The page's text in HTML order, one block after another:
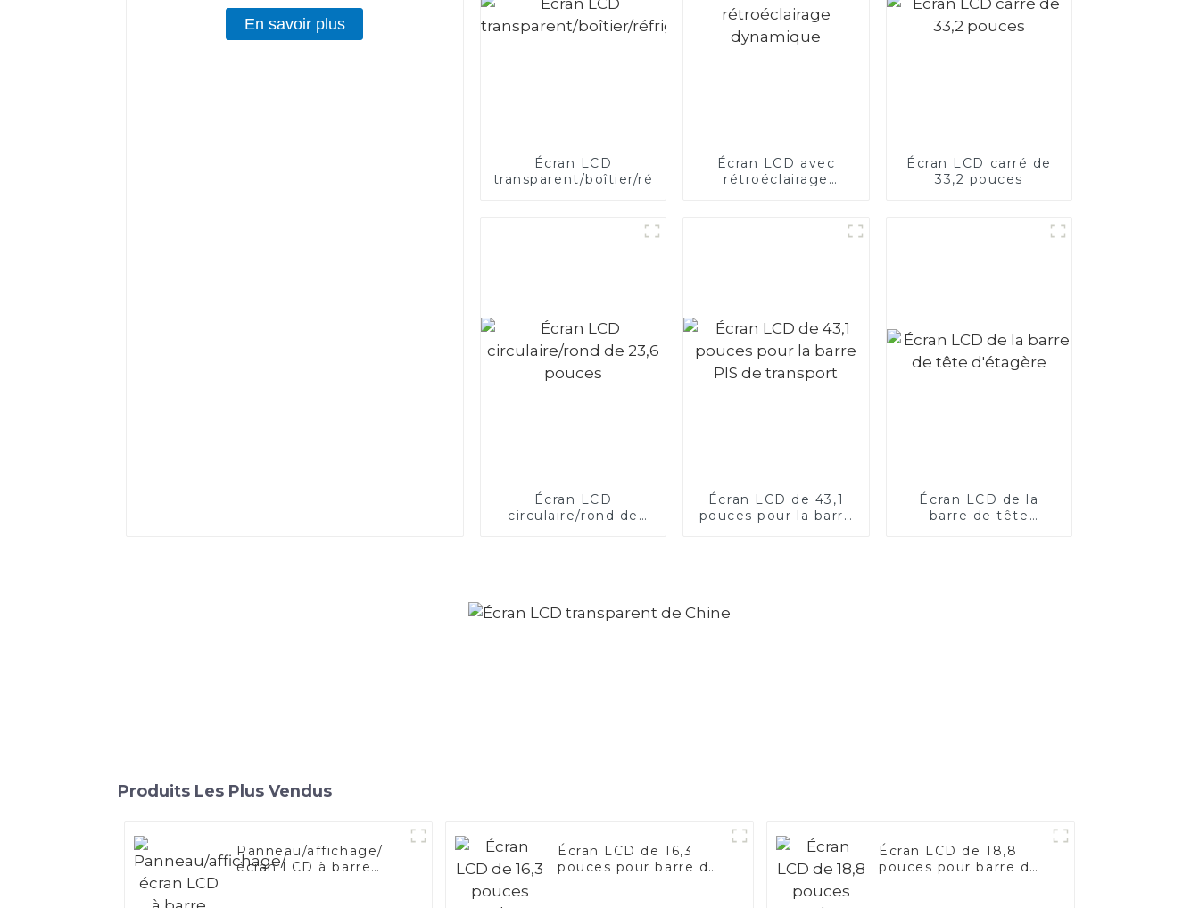
En savoir plus
Écran LCD
transparent/boîtier/réfrigérateur
Écran LCD avec
rétroéclairage
Écran LCD carré de
33,2 pouces
Écran LCD
circulaire/rond de
Écran LCD de 43,1
pouces pour la barre
Écran LCD de la
barre de tête
Produits Les Plus Vendus
Panneau/affichage/
écran LCD à barre
Écran LCD de 16,3
pouces pour barre de
Écran LCD de 18,8
pouces pour barre de